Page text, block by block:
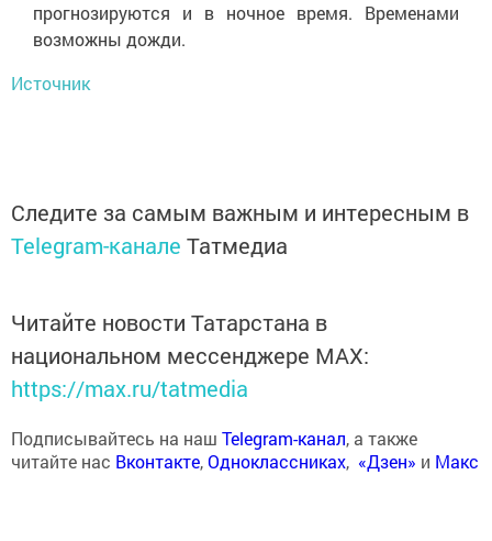
прогнозируются и в ночное время. Временами
возможны дожди.
Источник
Следите за самым важным и интересным в
Telegram-канале Татмедиа
Читайте новости Татарстана в
национальном мессенджере MАХ:
https://max.ru/tatmedia
Подписывайтесь на наш Telegram-канал, а также
читайте нас Вконтакте,Одноклассниках, «Дзен» и Макс